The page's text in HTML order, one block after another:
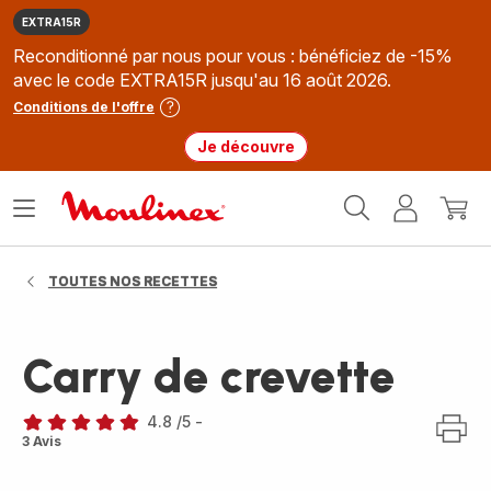
EXTRA15R
Reconditionné par nous pour vous : bénéficiez de -15%
avec le code EXTRA15R jusqu'au 16 août 2026.
Conditions de l'offre
Je découvre
MonMon
Ouvrir
TOUTES NOS RECETTES
Carry de crevette
ratings.4.8
4.8 /5 -
3 Avis